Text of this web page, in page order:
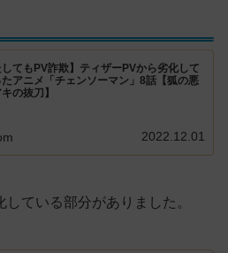
してもPV詐欺】ティザーPVから劣化して
たアニメ「チェンソーマン」8話【狐の悪
の抜刀】
2022.12.01
ている部分がありました。